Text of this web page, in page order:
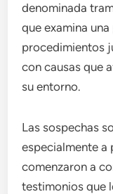
denominada
que examina
procedimientos
con causas que
su entorno.
Las sospechas
especialmente a
comenzaron a
testimonios que